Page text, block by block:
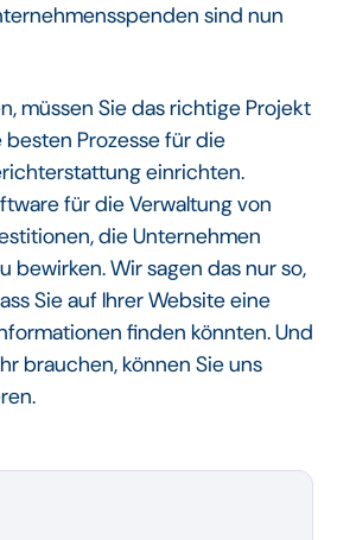
sind nun
müssen Sie das richtige Projekt
Prozesse für die
einrichten.
für die Verwaltung von
die Unternehmen
bewirken. Wir sagen das nur so,
Sie auf Ihrer Website eine
finden könnten. Und
brauchen, können Sie uns